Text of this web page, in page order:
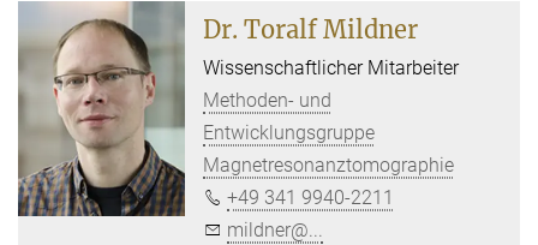
Dr. Toralf Mildner
Wissenschaftlicher Mitarbeiter
Methoden- und
Entwicklungsgruppe
Magnetresonanztomographie
+49 341 9940-2211
mildner@...